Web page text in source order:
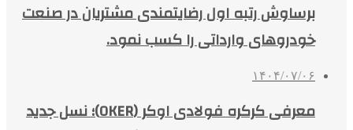
برساوش رتبه اول رضایتمندی مشتریان در صنعت
خودروهای وارداتی را کسب نمود.
۱۴۰۴/۰۷/۰۶
معرفی کرکره فولادی اوکر (OKER)؛ نسل جدید